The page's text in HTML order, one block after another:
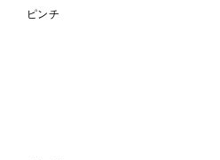
ピンチ